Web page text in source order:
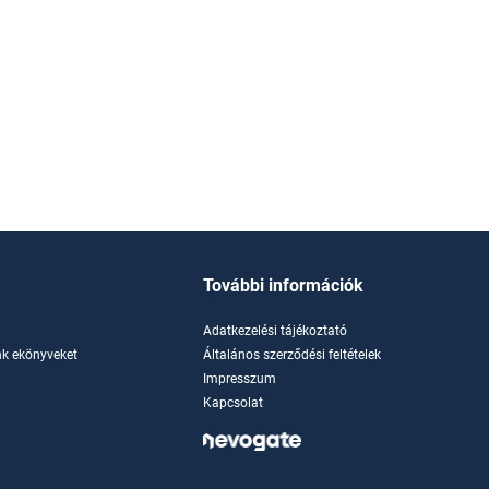
ekönyveket
További információk
Adatkezelési tájékoztató
Általános szerződési feltételek
Impresszum
Kapcsolat